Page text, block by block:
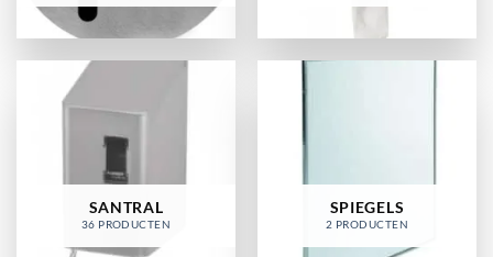
SANTRAL
36 PRODUCTEN
SPIEGELS
2 PRODUCTEN